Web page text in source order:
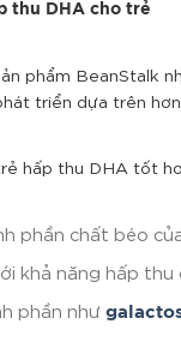
thu DHA cho trẻ
phẩm BeanStalk
triển dựa trên
hấp thu DHA tốt
phần chất béo của
khả năng hấp thu
phần như